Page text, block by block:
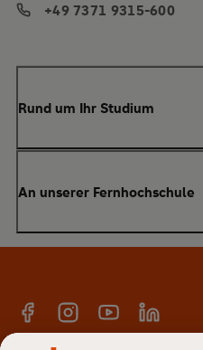
Rund um Ihr Studium
Anrechnung von Vorleistungen
Studienberatung
Master
An unserer Fernhochschule
Warum SRH?
E-Campus
+49 7371 9315-600
FacebookInstagramYouTubeLinkedin